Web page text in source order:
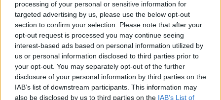
processing of your personal or sensitive information for
targeted advertising by us, please use the below opt-out
section to confirm your selection. Please note that after your
opt-out request is processed you may continue seeing
interest-based ads based on personal information utilized by
us or personal information disclosed to third parties prior to
your opt-out. You may separately opt-out of the further
disclosure of your personal information by third parties on the
IAB’s list of downstream participants. This information may
also be disclosed by us to third parties on the IAB’s List of
Žiūrimiausi įrašai
00:00:30
Vaizdai iš tragiškos avarijos Vilniaus r.: dviejų moterų ir
vaiko gyvybių išgelbėti nepavyko
Žinios | Lietuvos diena